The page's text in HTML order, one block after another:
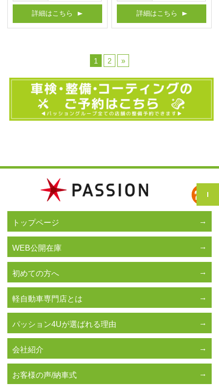
詳細はこちら 詳細はこちら
1 2 »
トップページ
WEB公開在庫
初めての方へ
軽自動車専門店とは
パッション4Uが選ばれる理由
会社紹介
お客様の声/納車式